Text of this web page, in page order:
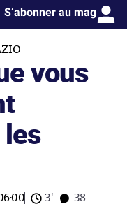
S’abonner au mag
vous
3' 38